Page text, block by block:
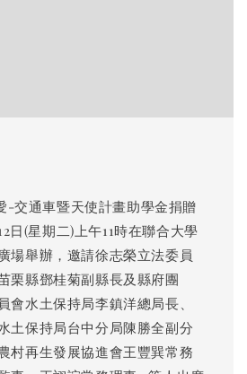
-交通車暨天使計畫助學金捐贈
日(星期二)上午11時在聯合大學
場舉辦，邀請徐志榮立法委員
栗縣鄧桂菊副縣長及縣府團
會水土保持局李鎮洋總局長、
土保持局台中分局陳勝全副分
村再生發展協進會王豐巽常務